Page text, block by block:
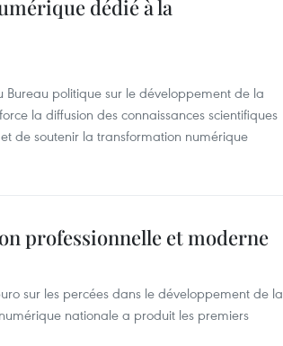
dédié à la
politique sur le développement de la
la diffusion des connaissances scientifiques
de soutenir la transformation numérique
professionnelle et moderne
sur les percées dans le développement de la
nationale a produit les premiers